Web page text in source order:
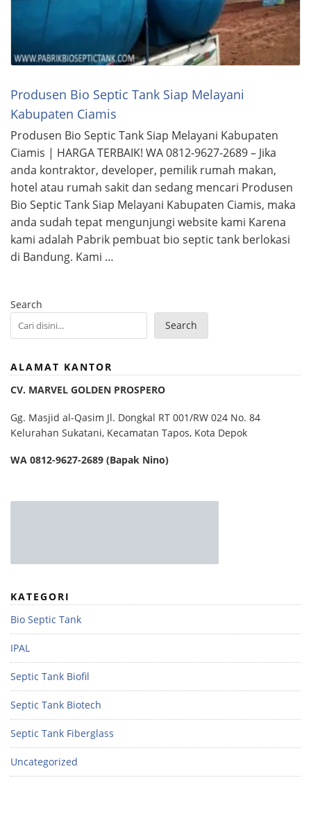
Produsen Bio Septic Tank Siap Melayani
Kabupaten Ciamis
Produsen Bio Septic Tank Siap Melayani Kabupaten
Ciamis | HARGA TERBAIK! WA 0812-9627-2689 – Jika
anda kontraktor, developer, pemilik rumah makan,
hotel atau rumah sakit dan sedang mencari Produsen
Bio Septic Tank Siap Melayani Kabupaten Ciamis, maka
anda sudah tepat mengunjungi website kami Karena
kami adalah Pabrik pembuat bio septic tank berlokasi
di Bandung. Kami …
Search
Search
ALAMAT KANTOR
CV. MARVEL GOLDEN PROSPERO
Gg. Masjid al-Qasim Jl. Dongkal RT 001/RW 024 No. 84
Kelurahan Sukatani, Kecamatan Tapos, Kota Depok
WA 0812-9627-2689 (Bapak Nino)
KATEGORI
Bio Septic Tank
IPAL
Septic Tank Biofil
Septic Tank Biotech
Septic Tank Fiberglass
Uncategorized